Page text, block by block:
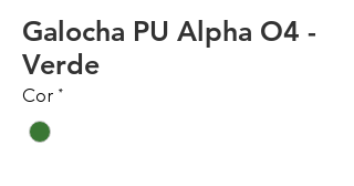
Galocha PU Alpha O4 -
Verde
Cor *